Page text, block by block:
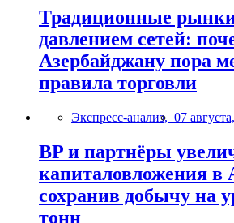
Традиционные
давлением сетей:
Азербайджану пора
правила торговли
Экспресс-анализ, 07
BP и партнёры
капиталовложения в
сохранив добычу на
тонн